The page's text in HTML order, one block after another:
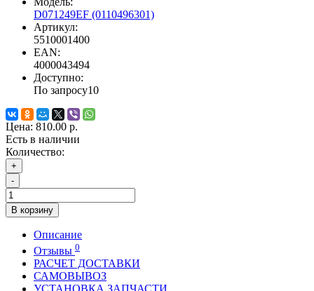
D071249EF (0110496301)
Артикул:
5510001400
EAN:
4000043494
Доступно:
По запросу10
Цена: 810.00 р.
Есть в наличии
Количество:
+
-
В корзину
Описание
Отзывы 0
РАСЧЕТ ДОСТАВКИ
САМОВЫВОЗ
УСТАНОВКА ЗАПЧАСТИ